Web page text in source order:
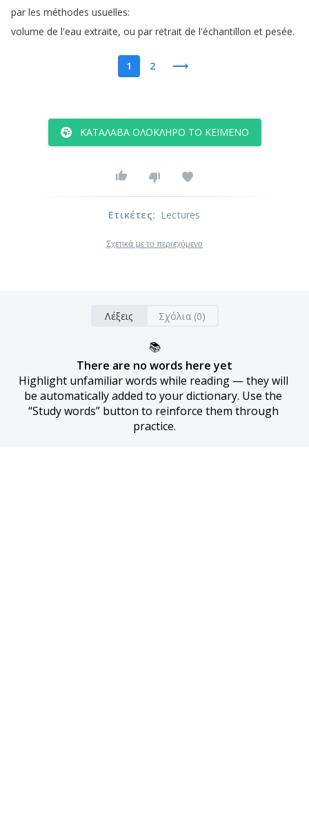
par les méthodes usuelles:
volume de l'eau extraite, ou par retrait de l'échantillon et pesée.
1 2
ΚΑΤΆΛΑΒΑ ΟΛΌΚΛΗΡΟ ΤΟ ΚΕΊΜΕΝΟ
Ετικέτες: Lectures
Σχετικά με το περιεχόμενο
Λέξεις Σχόλια (0)
📚
There are no words here yet
Highlight unfamiliar words while reading — they will
be automatically added to your dictionary. Use the
“Study words” button to reinforce them through
practice.